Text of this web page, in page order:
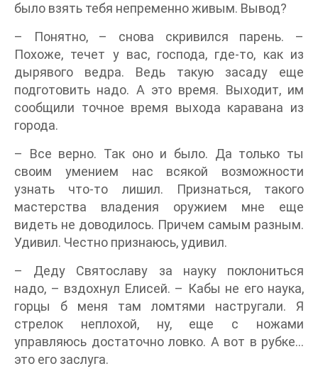
было взять тебя непременно живым. Вывод?
– Понятно, – снова скривился парень. –
Похоже, течет у вас, господа, где-то, как из
дырявого ведра. Ведь такую засаду еще
подготовить надо. А это время. Выходит, им
сообщили точное время выхода каравана из
города.
– Все верно. Так оно и было. Да только ты
своим умением нас всякой возможности
узнать что-то лишил. Признаться, такого
мастерства владения оружием мне еще
видеть не доводилось. Причем самым разным.
Удивил. Честно признаюсь, удивил.
– Деду Святославу за науку поклониться
надо, – вздохнул Елисей. – Кабы не его наука,
горцы б меня там ломтями настругали. Я
стрелок неплохой, ну, еще с ножами
управляюсь достаточно ловко. А вот в рубке…
это его заслуга.